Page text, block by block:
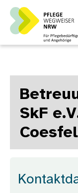
Direkt zum Inhalt
SkF